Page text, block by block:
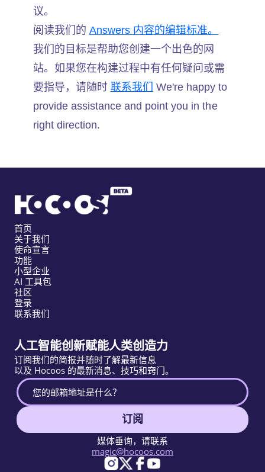
议。
阅读我们的 Answers 内容的编辑标准。
我们的目标是帮助您创建一个出色的网
站。如果您在构建过程中有任何疑问或需
要指导，请随时 联系我们 We're happy to
provide assistance and point you in the
right direction.
首页
关于我们
使命宣言
功能
小型企业
AI 工具包
社区
登录
联系我们
人工智能创新赋能人类创造力
订阅我们的简报并随时了解最新信息
以及 Hocoos 的最新消息、技巧和窍门。
订阅
媒体垂询，请联系
magic@hocoos.com